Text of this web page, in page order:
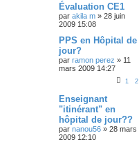
Évaluation CE1
par akila m » 28 juin
2009 15:08
PPS en Hôpital de
jour?
par ramon perez » 11
mars 2009 14:27
1 2
Enseignant
"itinérant" en
hôpital de jour??
par nanou56 » 28 mars
2009 12:10